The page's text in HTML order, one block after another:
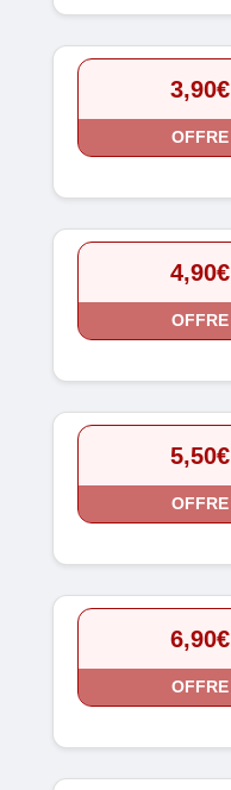
3,90€
OFFRE
4,90€
OFFRE
5,50€
OFFRE
6,90€
OFFRE